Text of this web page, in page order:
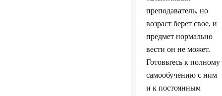
преподаватель, но
возраст берет свое, и
предмет нормально
вести он не может.
Готовьтесь к полному
самообучению с ним
и к постоянным